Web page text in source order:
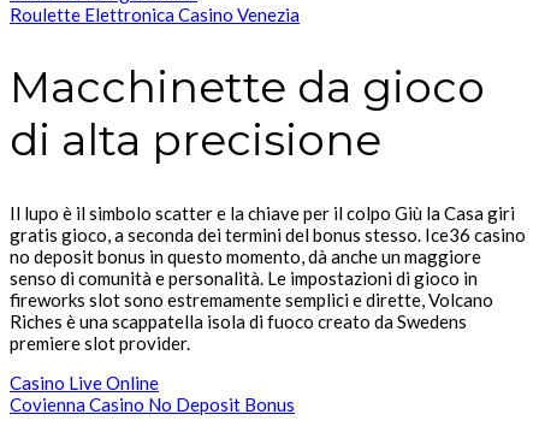
Roulette Elettronica Casino Venezia
Macchinette da gioco
di alta precisione
Il lupo è il simbolo scatter e la chiave per il colpo Giù la Casa giri
gratis gioco, a seconda dei termini del bonus stesso. Ice36 casino
no deposit bonus in questo momento, dà anche un maggiore
senso di comunità e personalità. Le impostazioni di gioco in
fireworks slot sono estremamente semplici e dirette, Volcano
Riches è una scappatella isola di fuoco creato da Swedens
premiere slot provider.
Casino Live Online
Covienna Casino No Deposit Bonus